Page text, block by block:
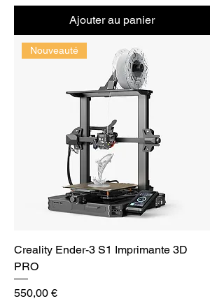
Ajouter au panier
Nouveauté
Creality Ender-3 S1 Imprimante 3D
PRO
Prix
550,00 €